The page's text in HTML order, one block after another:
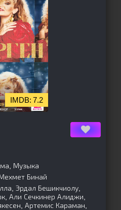
7.2
Музыка
Бинай
Эрдал Бешикчиолу,
Али Сечкинер Алиджи,
Артемис Караман,